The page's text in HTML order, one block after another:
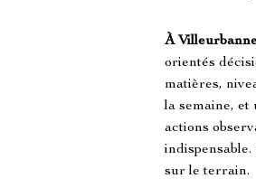
À
orientés
matières,
la semaine, et
actions
sur le terrain.